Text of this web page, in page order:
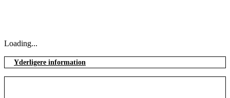
Loading...
Yderligere information